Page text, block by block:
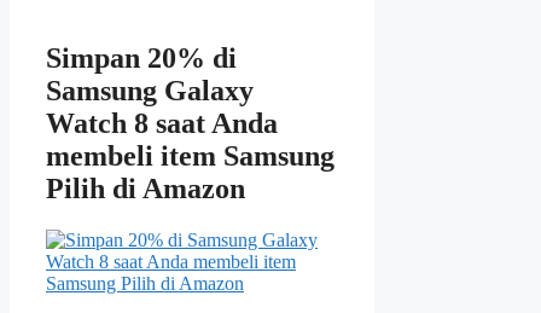
Simpan 20% di
Samsung Galaxy
Watch 8 saat Anda
membeli item Samsung
Pilih di Amazon